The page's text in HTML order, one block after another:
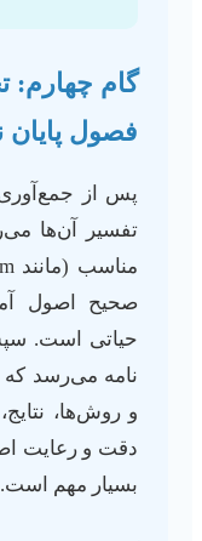
گام چهارم:
فصول پایان
پس از جمع‌آوری
تفسیر آن‌ها
صحیح اصول
حیاتی است.
نامه می‌رسد که
و روش‌ها،
دقت و رعایت
بسیار مهم است.